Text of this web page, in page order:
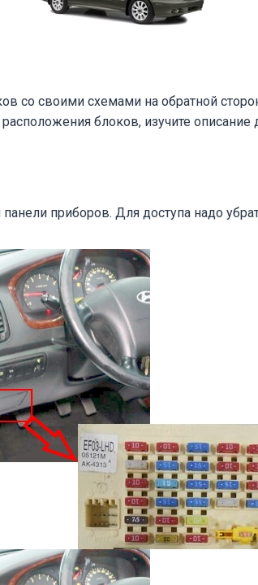
со своими схемами на обратной
блоков, изучите описание
панели приборов. Для доступа надо